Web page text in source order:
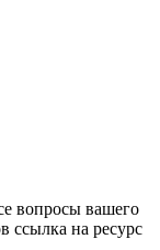
вопросы вашего
ссылка на ресурс